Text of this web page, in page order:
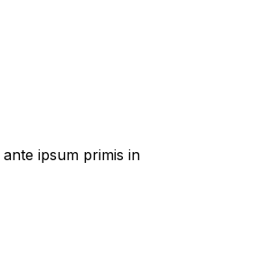
ipsum primis in